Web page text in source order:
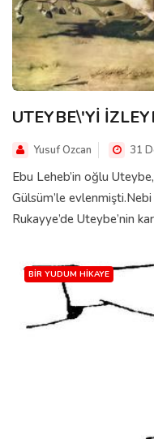
UTEYBE\'Yİ
Yusuf Ozcan 31
Ebu Leheb’in oğlu Uteybe,
Gülsüm’le evlenmişti.Nebi
Rukayye’de Uteybe’nin
BIR YUDUM HIKAYE